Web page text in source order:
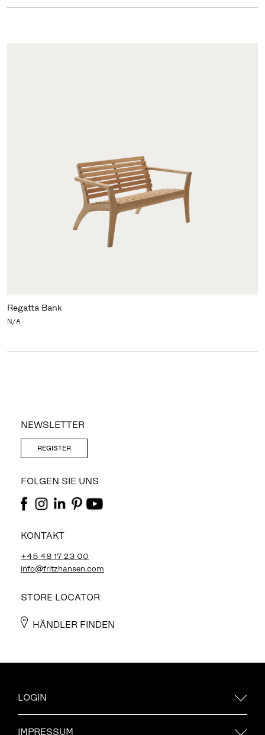
Regatta Bank
N/A
NEWSLETTER
REGISTER
FOLGEN SIE UNS
KONTAKT
+45 48 17 23 00
info@fritzhansen.com
STORE LOCATOR
HÄNDLER FINDEN
LOGIN
IMPRESSUM